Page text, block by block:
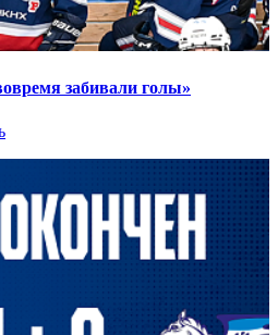
забивали голы»